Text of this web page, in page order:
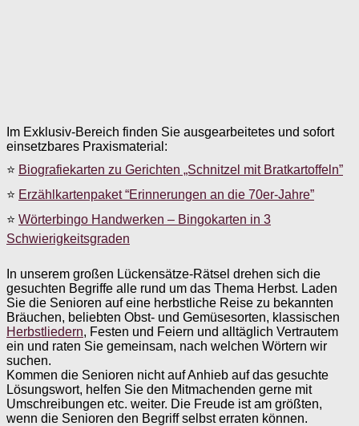
Im Exklusiv-Bereich finden Sie ausgearbeitetes und sofort
einsetzbares Praxismaterial:
⭐ Biografiekarten zu Gerichten „Schnitzel mit Bratkartoffeln”
⭐ Erzählkartenpaket “Erinnerungen an die 70er-Jahre”
⭐ Wörterbingo Handwerken – Bingokarten in 3
Schwierigkeitsgraden
In unserem großen Lückensätze-Rätsel drehen sich die
gesuchten Begriffe alle rund um das Thema Herbst. Laden
Sie die Senioren auf eine herbstliche Reise zu bekannten
Bräuchen, beliebten Obst- und Gemüsesorten, klassischen
Herbstliedern, Festen und Feiern und alltäglich Vertrautem
ein und raten Sie gemeinsam, nach welchen Wörtern wir
suchen.
Kommen die Senioren nicht auf Anhieb auf das gesuchte
Lösungswort, helfen Sie den Mitmachenden gerne mit
Umschreibungen etc. weiter. Die Freude ist am größten,
wenn die Senioren den Begriff selbst erraten können.